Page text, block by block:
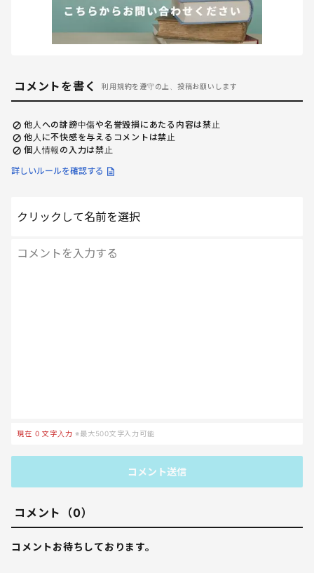
コメントを書く 利用規約を遵守の上、投稿お願いします
他人への誹謗中傷や名誉毀損にあたる内容は禁止
他人に不快感を与えるコメントは禁止
個人情報の入力は禁止
詳しいルールを確認する
クリックして名前を選択
現在 0 文字入力 ※最大500文字入力可能
コメント送信
コメント（0）
コメントお待ちしております。